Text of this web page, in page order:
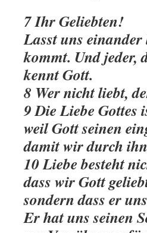
7 Ihr Geliebten!
Lasst uns
kommt. Und jeder,
kennt Gott.
8 Wer nicht liebt,
9 Die Liebe Gottes
weil Gott seinen
damit wir durch
10 Liebe besteht
dass wir Gott
sondern dass er
Er hat uns seinen